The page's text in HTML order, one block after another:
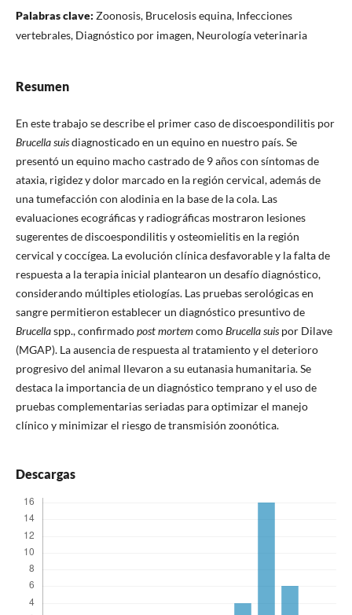
Palabras clave: Zoonosis, Brucelosis equina, Infecciones
vertebrales, Diagnóstico por imagen, Neurología veterinaria
Resumen
En este trabajo se describe el primer caso de discoespondilitis por
Brucella suisdiagnosticado en un equino en nuestro país. Se
presentó un equino macho castrado de 9 años con síntomas de
ataxia, rigidez y dolor marcado en la región cervical, además de
una tumefacción con alodinia en la base de la cola. Las
evaluaciones ecográficas y radiográficas mostraron lesiones
sugerentes de discoespondilitis y osteomielitis en la región
cervical y coccígea. La evolución clínica desfavorable y la falta de
respuesta a la terapia inicial plantearon un desafío diagnóstico,
considerando múltiples etiologías. Las pruebas serológicas en
sangre permitieron establecer un diagnóstico presuntivo de
Brucellaspp., confirmadopost mortemcomoBrucella suispor Dilave
(MGAP). La ausencia de respuesta al tratamiento y el deterioro
progresivo del animal llevaron a su eutanasia humanitaria. Se
destaca la importancia de un diagnóstico temprano y el uso de
pruebas complementarias seriadas para optimizar el manejo
clínico y minimizar el riesgo de transmisión zoonótica.
Descargas